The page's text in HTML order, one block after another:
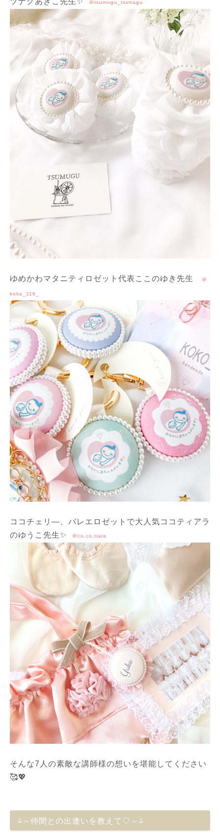
＠tsumugu_tsunagu
ゆめかわマタニティロゼット代表ここのゆき先生 ＠
koko_116_
ココチェリ―、バレエロゼットで大人気ココティアラ
のゆうこ先生✨
＠co.co.tiara
そんな7人の素敵な講師様の想いを堪能してください
🥰💖
⁂～仲間との出逢いを教えて♡～⁂